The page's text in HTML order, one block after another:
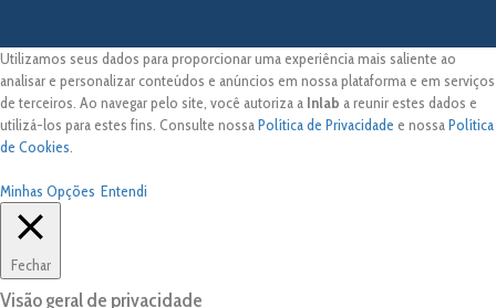
Utilizamos seus dados para proporcionar uma experiência mais saliente ao
analisar e personalizar conteúdos e anúncios em nossa plataforma e em serviços
de terceiros. Ao navegar pelo site, você autoriza a Inlab a reunir estes dados e
utilizá-los para estes fins. Consulte nossaPolítica de Privacidade e nossaPolítica
de Cookies.
Minhas Opções Entendi
Fechar
Visão geral de privacidade